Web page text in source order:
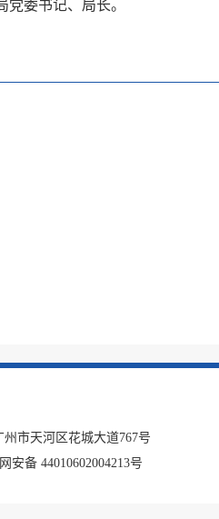
委书记、局长。
市天河区花城大道767号
安备 44010602004213号